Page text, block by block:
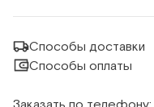
Способы доставки
Способы оплаты
Заказать по телефону: